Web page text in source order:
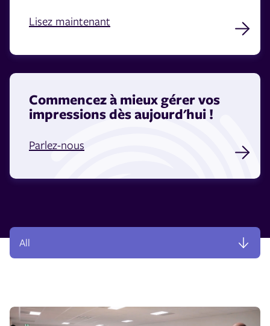
Lisez maintenant
Commencez à mieux gérer vos
impressions dès aujourd'hui !
Parlez-nous